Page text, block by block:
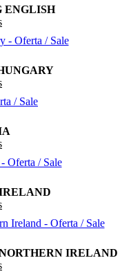
ENGLISH
IRELAND